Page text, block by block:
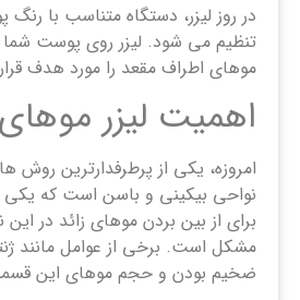
در روز لیزر، دستگاه متناسب با
تنظیم می شود. لیزر روی پوست
موهای اطراف مقعد را مورد هدف
اهمیت لیزر
امروزه، یکی از پرطرفدارترین روش
نواحی بیکینی و باسن است که
برای از بین بردن موهای زائد در
مشکل است. برخی از عوامل مانند
ضخیم بودن و حجم موهای این